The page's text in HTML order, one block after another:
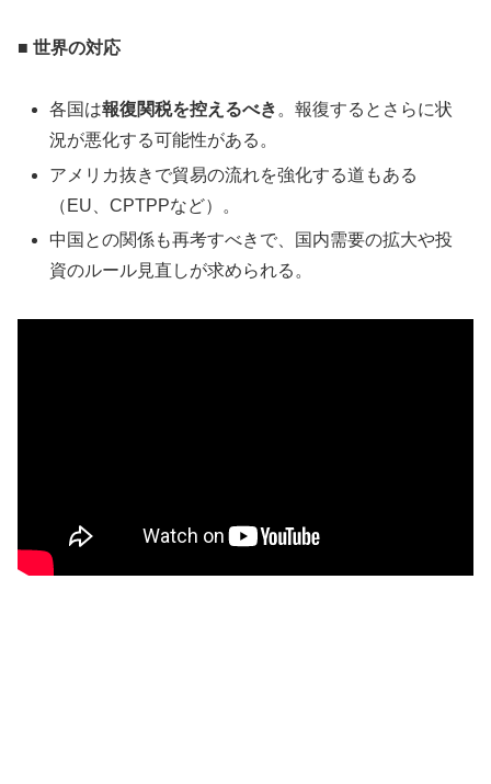
■ 世界の対応
各国は報復関税を控えるべき 。報復するとさらに状
況が悪化する可能性がある。
アメリカ抜きで貿易の流れを強化する道もある
（EU、CPTPPなど）。
中国との関係も再考すべきで、国内需要の拡大や投
資のルール見直しが求められる。